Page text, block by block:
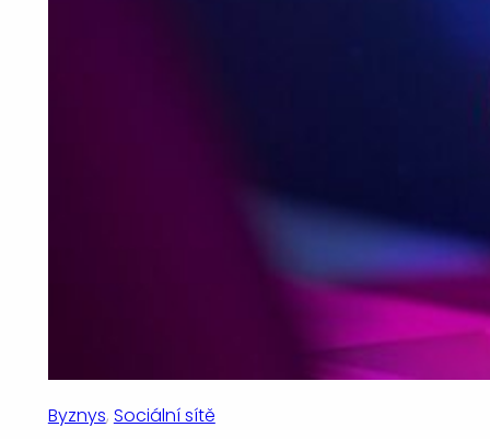
Byznys, Sociální sítě